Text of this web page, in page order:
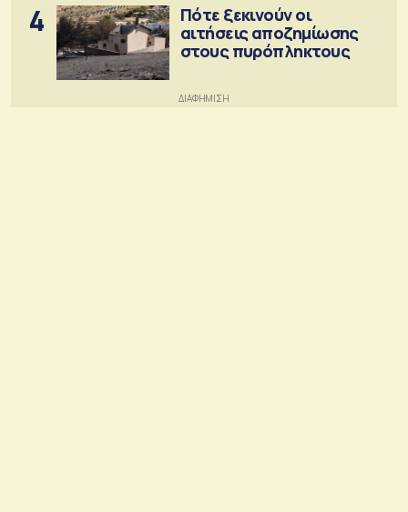
4
Πότε ξεκινούν οι
αιτήσεις αποζημίωσης
στους πυρόπληκτους